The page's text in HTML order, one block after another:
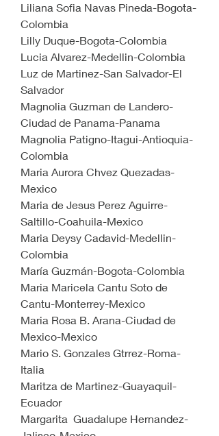
Liliana Sofia Navas Pineda-Bogota-
Colombia
Lilly Duque-Bogota-Colombia
Lucia Alvarez-Medellin-Colombia
Luz de Martinez-San Salvador-El
Salvador
Magnolia Guzman de Landero-
Ciudad de Panama-Panama
Magnolia Patigno-Itagui-Antioquia-
Colombia
Maria Aurora Chvez Quezadas-
Mexico
Maria de Jesus Perez Aguirre-
Saltillo-Coahuila-Mexico
Maria Deysy Cadavid-Medellin-
Colombia
María Guzmán-Bogota-Colombia
Maria Maricela Cantu Soto de
Cantu-Monterrey-Mexico
Maria Rosa B. Arana-Ciudad de
Mexico-Mexico
Mario S. Gonzales Gtrrez-Roma-
Italia
Maritza de Martinez-Guayaquil-
Ecuador
Margarita  Guadalupe Hernandez-